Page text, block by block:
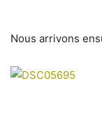
Nous arrivons